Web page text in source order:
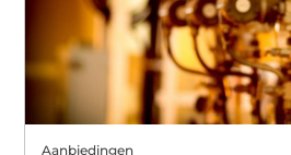
Aanbiedingen